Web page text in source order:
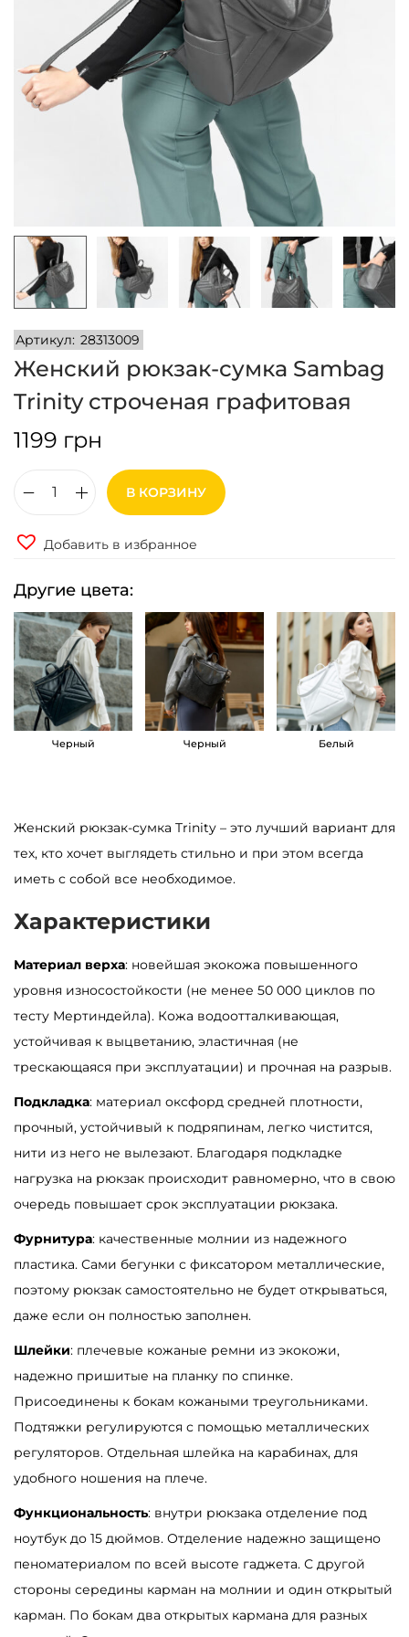
и
о
у
Артикул: 28313009
Женский рюкзак-сумка Sambag
Trinity строченая графитовая
1199 грн
л
е
с
т
о
а
р
а
Ж
н
с
к
и
й
-
с
у
м
к
а
S
a
m
b
В КОРЗИНУ
Добавить в избранное
Другие цвета:
Черный Черный Белый
Женский рюкзак-сумка Trinity – это лучший вариант для
тех, кто хочет выглядеть стильно и при этом всегда
иметь с собой все необходимое.
Характеристики
Материал верха: новейшая экокожа повышенного
уровня износостойкости (не менее 50 000 циклов по
тесту Мертиндейла). Кожа водоотталкивающая,
устойчивая к выцветанию, эластичная (не
трескающаяся при эксплуатации) и прочная на разрыв.
Подкладка: материал оксфорд средней плотности,
прочный, устойчивый к подряпинам, легко чистится,
нити из него не вылезают. Благодаря подкладке
нагрузка на рюкзак происходит равномерно, что в свою
очередь повышает срок эксплуатации рюкзака.
Фурнитура: качественные молнии из надежного
пластика. Сами бегунки с фиксатором металлические,
поэтому рюкзак самостоятельно не будет открываться,
даже если он полностью заполнен.
Шлейки: плечевые кожаные ремни из экокожи,
надежно пришитые на планку по спинке.
Присоединены к бокам кожаными треугольниками.
Подтяжки регулируются с помощью металлических
регуляторов. Отдельная шлейка на карабинах, для
удобного ношения на плече.
Функциональность: внутри рюкзака отделение под
ноутбук до 15 дюймов. Отделение надежно защищено
пеноматериалом по всей высоте гаджета. С другой
стороны середины карман на молнии и один открытый
карман. По бокам два открытых кармана для разных